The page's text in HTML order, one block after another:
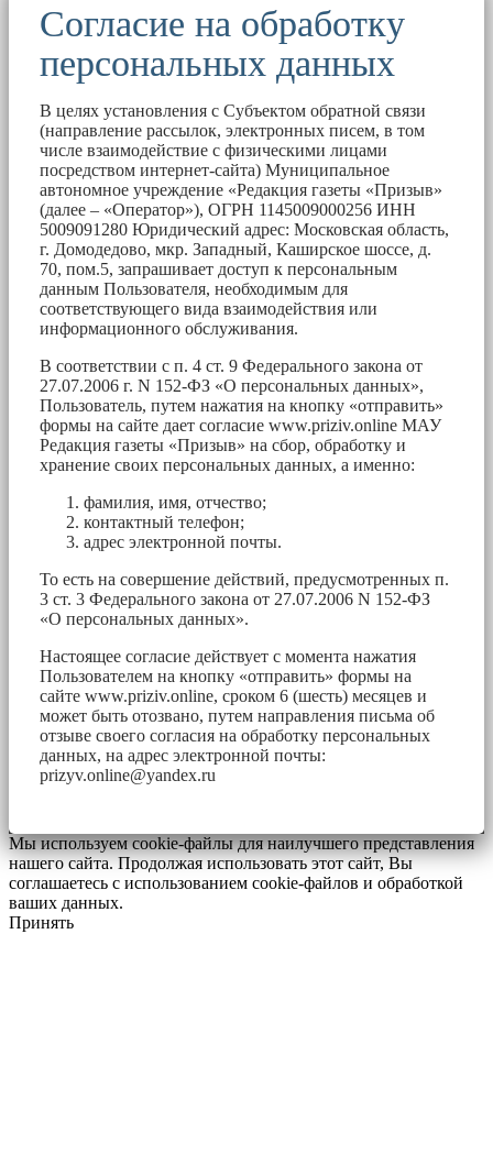
Согласие на обработку
персональных данных
В целях установления с Субъектом обратной связи
(направление рассылок, электронных писем, в том
числе взаимодействие с физическими лицами
посредством интернет-сайта) Муниципальное
автономное учреждение «Редакция газеты «Призыв»
(далее – «Оператор»), ОГРН 1145009000256 ИНН
5009091280 Юридический адрес: Московская область,
г. Домодедово, мкр. Западный, Каширское шоссе, д.
70, пом.5, запрашивает доступ к персональным
данным Пользователя, необходимым для
соответствующего вида взаимодействия или
информационного обслуживания.
В соответствии с п. 4 ст. 9 Федерального закона от
27.07.2006 г. N 152-ФЗ «О персональных данных»,
Пользователь, путем нажатия на кнопку «отправить»
формы на сайте дает согласие www.priziv.online МАУ
Редакция газеты «Призыв» на сбор, обработку и
хранение своих персональных данных, а именно:
фамилия, имя, отчество;
контактный телефон;
адрес электронной почты.
То есть на совершение действий, предусмотренных п.
3 ст. 3 Федерального закона от 27.07.2006 N 152-ФЗ
«О персональных данных».
Настоящее согласие действует с момента нажатия
Пользователем на кнопку «отправить» формы на
сайте www.priziv.online, сроком 6 (шесть) месяцев и
может быть отозвано, путем направления письма об
отзыве своего согласия на обработку персональных
данных, на адрес электронной почты:
prizyv.online@yandex.ru
Мы используем cookie-файлы для наилучшего представления
нашего сайта. Продолжая использовать этот сайт, Вы
соглашаетесь с использованием cookie-файлов и обработкой
ваших данных.
Принять